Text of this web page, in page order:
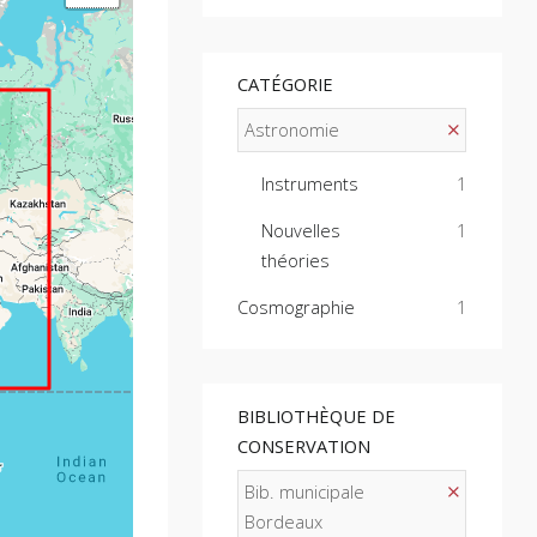
CATÉGORIE
Astronomie
Instruments
1
Nouvelles
théories
1
Cosmographie 1
BIBLIOTHÈQUE DE
CONSERVATION
Bib. municipale
Bordeaux